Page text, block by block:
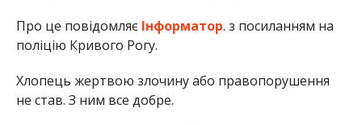
Про це повідомляє Інформатор. з посиланням на
поліцію Кривого Рогу.
Хлопець жертвою злочину або правопорушення
не став. З ним все добре.